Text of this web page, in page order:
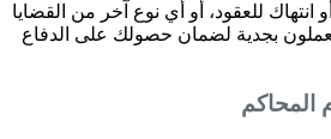
انتهاك للعقود، أو أي نوع آخر من القضايا
بجدية لضمان حصولك على الدفاع